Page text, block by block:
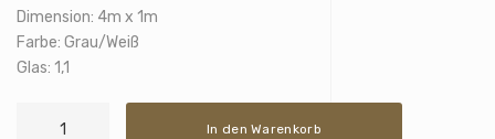
Dimension: 4m x 1m
Farbe: Grau/Weiß
Glas: 1,1
In den Warenkorb